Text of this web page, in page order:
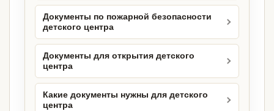
Документы по пожарной безопасности
детского центра
Документы для открытия детского
центра
Какие документы нужны для детского
центра